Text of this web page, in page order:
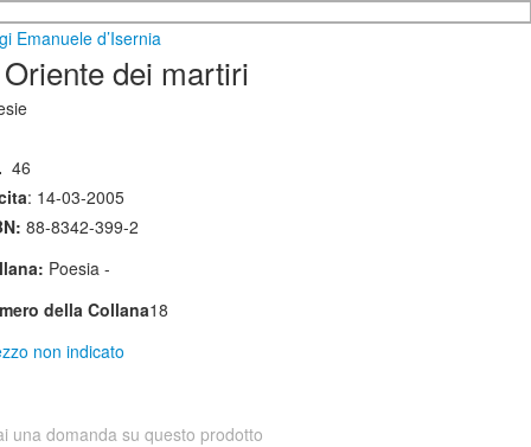
Emanuele d’Isernia
dei martiri
46
: 14-03-2005
88-8342-399-2
Poesia -
della Collana18
non indicato
una domanda su questo prodotto